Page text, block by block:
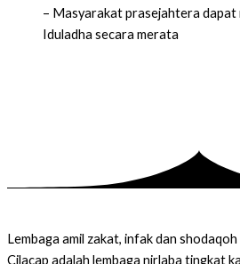
– Masyarakat prasejahtera dapat
Iduladha secara merata
Lembaga amil zakat, infak dan
Cilacap adalah lembaga nirlaba tingkat